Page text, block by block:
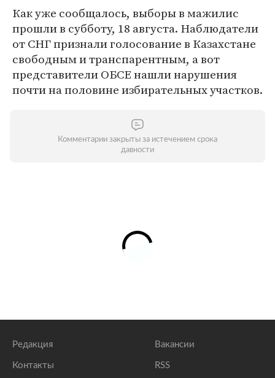
Как уже сообщалось, выборы в мажилис
прошли в субботу, 18 августа. Наблюдатели
от СНГ признали голосование в Казахстане
свободным и транспарентным, а вот
представители ОБСЕ нашли нарушения
почти на половине избирательных участков.
Комментарии закрыты за истечением срока
давности
Редакция
Контакты
Вакансии
RSS